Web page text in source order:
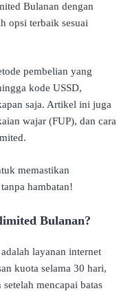
Bulanan dengan
opsi terbaik sesuai
pembelian yang
kode USSD,
saja. Artikel ini juga
wajar (FUP), dan cara
memastikan
hambatan!
Bulanan?
layanan internet
kuota selama 30 hari,
mencapai batas